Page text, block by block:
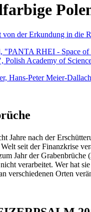
der Erkundung in die
RHEI - Space
Polish Academy of
Hans-Peter Meier-
Jahre nach der
seit der Finanzkrise
Jahr der
verarbeitet. Wer hat
verschiedenen Orten